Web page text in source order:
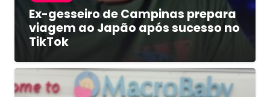
Ex-gesseiro de Campinas prepara
viagem ao Japão após sucesso no
TikTok